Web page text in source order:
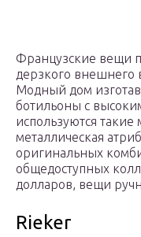
Французские вещи
дерзкого
Модный дом
ботильоны с
используются такие
металлическая
оригинальных
общедоступных
долларов, вещи
Rieker